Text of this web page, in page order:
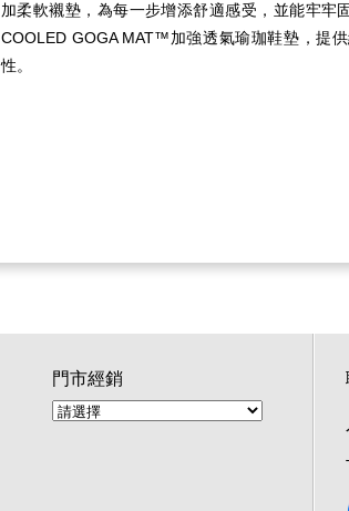
加柔軟襯墊，為每一步增添舒適感受，並能牢牢
COOLED GOGA MAT™加強透氣瑜珈鞋墊，提
性。
門市經銷